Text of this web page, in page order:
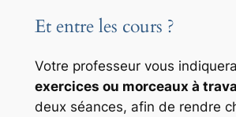
Et entre les cours ?
Votre professeur vous
exercices ou morceaux à
deux séances, afin de rendre